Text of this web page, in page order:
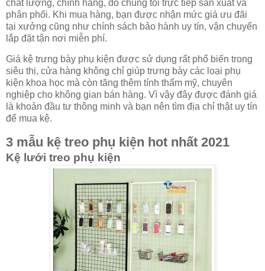
chất lượng, chính hãng, do chúng tôi trực tiếp sản xuất và
phân phối. Khi mua hàng, bạn được nhận mức giá ưu đãi
tại xưởng cũng như chính sách bảo hành uy tín, vận chuyển
lắp đặt tận nơi miễn phí.
Giá kệ trưng bày phụ kiện được sử dụng rất phổ biến trong
siêu thị, cửa hàng không chỉ giúp trưng bày các loại phụ
kiện khoa học mà còn tăng thêm tính thẩm mỹ, chuyên
nghiệp cho không gian bán hàng. Vì vậy đây được đánh giá
là khoản đầu tư thông minh và bạn nên tìm địa chỉ thật uy tín
để mua kệ.
3 mẫu kệ treo phụ kiện hot nhất 2021
Kệ lưới treo phụ kiện